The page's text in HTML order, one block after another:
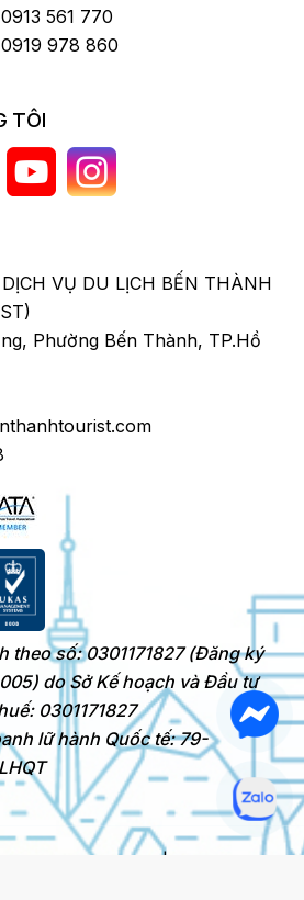
0913 561 770
0919 978 860
TÔI
VỤ DU LỊCH BẾN THÀNH
Phường Bến Thành, TP.Hồ
theo số: 0301171827 (Đăng ký
do Sở Kế hoạch và Đầu tư
0301171827
lữ hành Quốc tế: 79-
Tourist
|